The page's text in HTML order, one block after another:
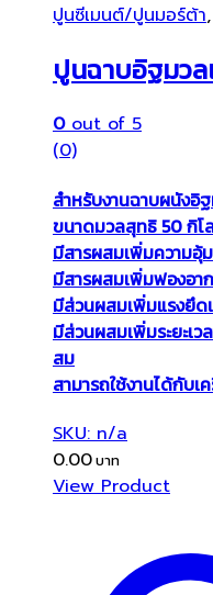
ปูนซีเมนต์/ปูนมอร์ต้า,
ปูนฉาบอิฐมวล
0out of 5
(0)
สำหรับงานฉาบผนังอิฐ
ขนาดมวลสุทธิ 50 กิโ
มีสารผสมเพิ่มความอุ้
มีสารผสมเพิ่มฟองอา
มีส่วนผสมเพิ่มแรงยึด
มีส่วนผสมเพิ่มระยะเว
สม
สามารถใช้งานได้กับ
SKU: n/a
0.00
View Product